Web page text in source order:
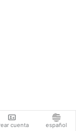
cuenta español